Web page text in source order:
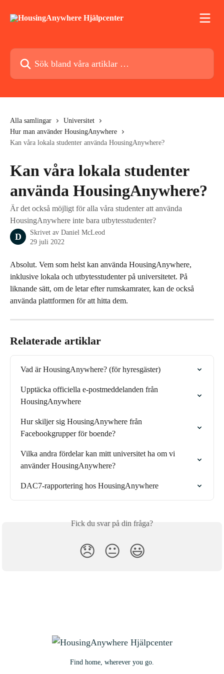
Sök bland våra artiklar …
Alla samlingar
Universitet
Hur man använder HousingAnywhere
Kan våra lokala studenter använda HousingAnywhere?
Kan våra lokala studenter
använda HousingAnywhere?
Är det också möjligt för alla våra studenter att använda
HousingAnywhere inte bara utbytesstudenter?
D Skrivet av Daniel McLeod
29 juli 2022
Absolut. Vem som helst kan använda HousingAnywhere,
inklusive lokala och utbytesstudenter på universitetet. På
liknande sätt, om de letar efter rumskamrater, kan de också
använda plattformen för att hitta dem.
Relaterade artiklar
Vad är HousingAnywhere? (för hyresgäster)
Upptäcka officiella e-postmeddelanden från
HousingAnywhere
Hur skiljer sig HousingAnywhere från
Facebookgrupper för boende?
Vilka andra fördelar kan mitt universitet ha om vi
använder HousingAnywhere?
DAC7-rapportering hos HousingAnywhere
Fick du svar på din fråga?
😞 😐 😃
Find home, wherever you go.